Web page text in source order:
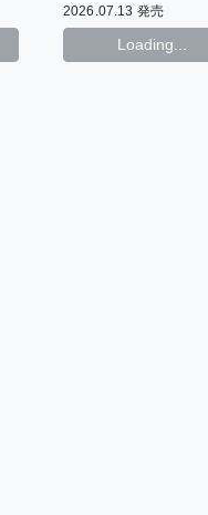
2026.07.13 発売
Loading...